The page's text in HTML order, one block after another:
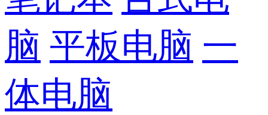
脑 平板电脑 一
体电脑